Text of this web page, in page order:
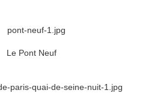
Le Pont Neuf